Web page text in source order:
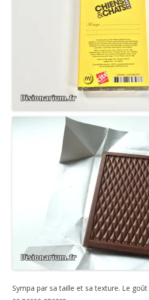
Sympa par sa taille et sa texture. Le goût